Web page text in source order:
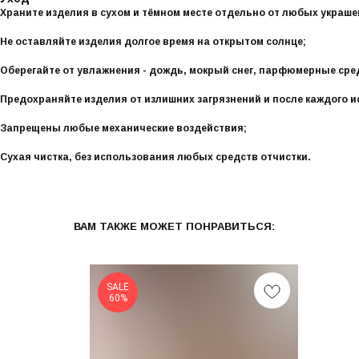
Храните изделия в сухом и тёмном месте отдельно от любых
Не оставляйте изделия долгое время на открытом солнце;
Оберегайте от увлажнения - дождь, мокрый снег, парфюмерные
Предохраняйте изделия от излишних загрязнений и после
Запрещены любые механические воздействия;
Сухая чистка, без использования любых средств отчистки.
ВАМ ТАКЖЕ МОЖЕТ ПОНРАВИТЬСЯ:
SALE
60%